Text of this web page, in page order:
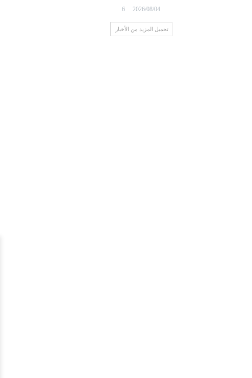
2026/08/04
6
تحميل المزيد من الأخبار